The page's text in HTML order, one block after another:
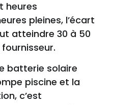
heures
pleines, l’écart
atteindre 30 à 50
fournisseur.
batterie solaire
piscine et la
c’est